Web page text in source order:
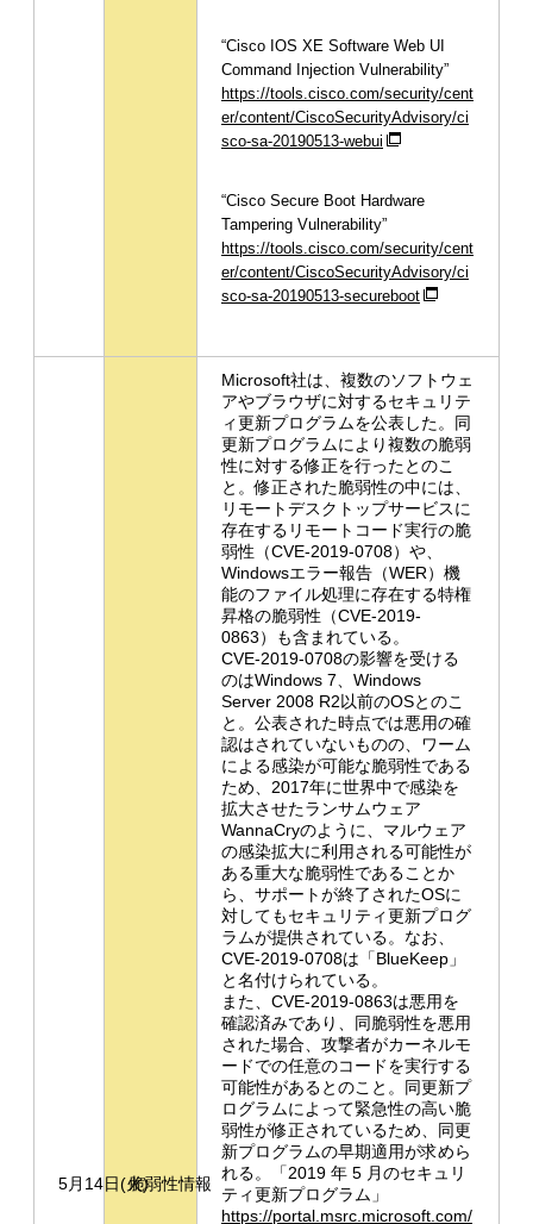
“Cisco IOS XE Software Web UI
Command Injection Vulnerability”
https://tools.cisco.com/security/cent
er/content/CiscoSecurityAdvisory/ci
sco-sa-20190513-webui
“Cisco Secure Boot Hardware
Tampering Vulnerability”
https://tools.cisco.com/security/cent
er/content/CiscoSecurityAdvisory/ci
sco-sa-20190513-secureboot
5月14日(火)脆弱性情報
Microsoft社は、複数のソフトウェ
アやブラウザに対するセキュリテ
ィ更新プログラムを公表した。同
更新プログラムにより複数の脆弱
性に対する修正を行ったとのこ
と。修正された脆弱性の中には、
リモートデスクトップサービスに
存在するリモートコード実行の脆
弱性（CVE-2019-0708）や、
Windowsエラー報告（WER）機
能のファイル処理に存在する特権
昇格の脆弱性（CVE-2019-
0863）も含まれている。
CVE-2019-0708の影響を受ける
のはWindows 7、Windows
Server 2008 R2以前のOSとのこ
と。公表された時点では悪用の確
認はされていないものの、ワーム
による感染が可能な脆弱性である
ため、2017年に世界中で感染を
拡大させたランサムウェア
WannaCryのように、マルウェア
の感染拡大に利用される可能性が
ある重大な脆弱性であることか
ら、サポートが終了されたOSに
対してもセキュリティ更新プログ
ラムが提供されている。なお、
CVE-2019-0708は「BlueKeep」
と名付けられている。
また、CVE-2019-0863は悪用を
確認済みであり、同脆弱性を悪用
された場合、攻撃者がカーネルモ
ードでの任意のコードを実行する
可能性があるとのこと。同更新プ
ログラムによって緊急性の高い脆
弱性が修正されているため、同更
新プログラムの早期適用が求めら
れる。「2019 年 5 月のセキュリ
ティ更新プログラム」
https://portal.msrc.microsoft.com/